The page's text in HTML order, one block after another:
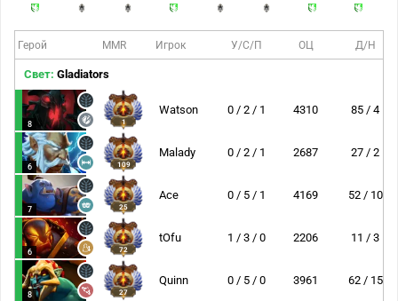
Герой MMR Игрок У/С/П ОЦ Д/Н
Свет: Gladiators
8 1
Watson 0 / 2 / 1 4310 85 / 4
6 109
Malady 0 / 2 / 1 2687 27 / 2
7 25
Ace 0 / 5 / 1 4169 52 / 10
6 72
tOfu 1 / 3 / 0 2206 11 / 3
8 27
Quinn 0 / 5 / 0 3961 62 / 15